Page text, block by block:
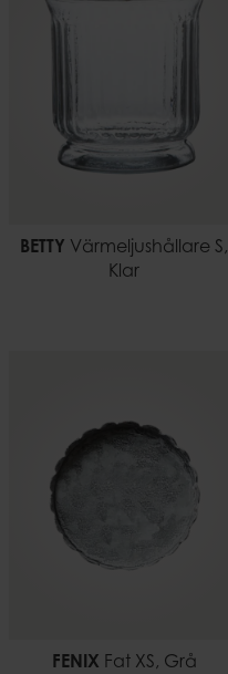
BETTY Värmeljushållare S,
Klar
FENIX Fat XS, Grå